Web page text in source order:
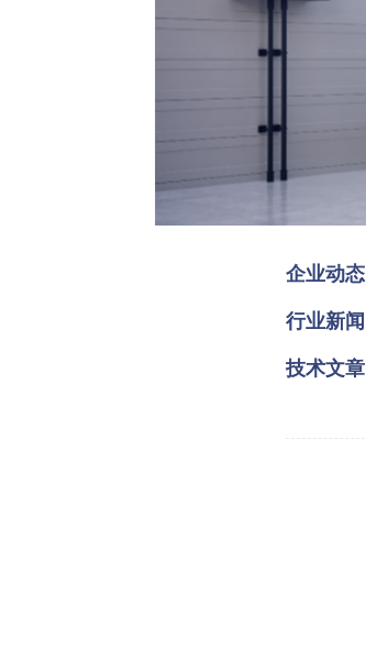
企业动态
行业新闻
技术文章